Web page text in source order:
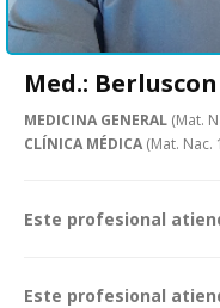
Med.:
MEDICINA GENERAL (Mat.
CLÍNICA MÉDICA (Mat. Nac.
Este profesional
Este profesional